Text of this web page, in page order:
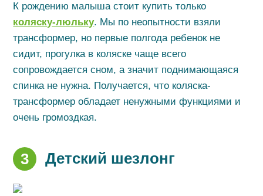
К рождению малыша стоит купить только
коляску-люльку. Мы по неопытности взяли
трансформер, но первые полгода ребенок не
сидит, прогулка в коляске чаще всего
сопровождается сном, а значит поднимающаяся
спинка не нужна. Получается, что коляска-
трансформер обладает ненужными функциями и
очень громоздкая.
3 Детский шезлонг